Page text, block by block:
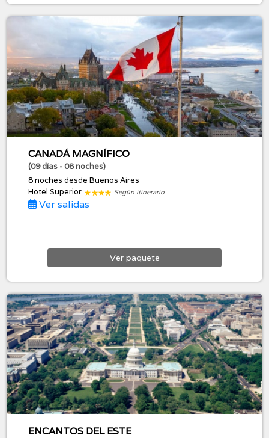
CANADÁ MAGNÍFICO
(09 días - 08 noches)
8 nochesdesde Buenos Aires
Hotel Superior
Según itinerario
Ver salidas
Ver paquete
ENCANTOS DEL ESTE